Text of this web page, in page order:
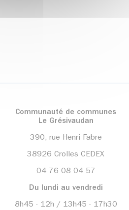
Communauté de communes
Le Grésivaudan
390, rue Henri Fabre
38926 Crolles CEDEX
04 76 08 04 57
Du lundi au vendredi
8h45 - 12h / 13h45 - 17h30